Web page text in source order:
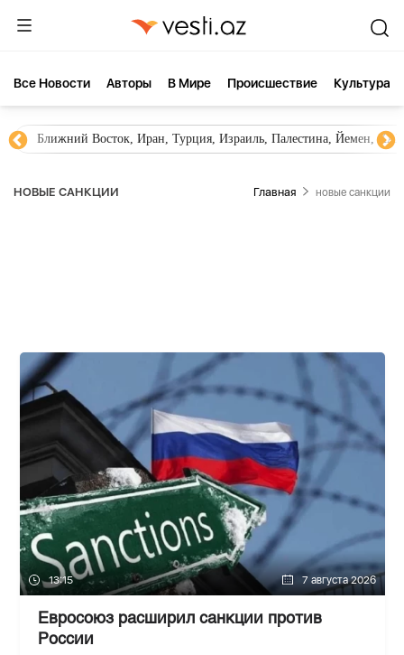
Все Новости Aвторы В Мире Происшествие Культура
Новости Азербайджана Южный Кавказ, Грузия,
НОВЫЕ САНКЦИИ Главная новые санкции
13:15 7 августа 2026
Евросоюз расширил санкции против
России